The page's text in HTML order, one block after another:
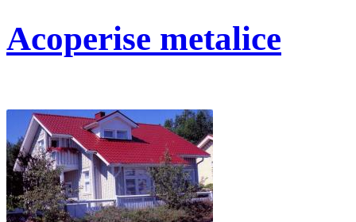
Acoperise metalice